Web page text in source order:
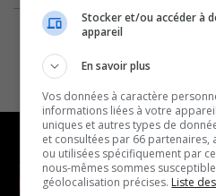
NOUVELLES
Stocker et/ou accéder à
appareil
En savoir plus
Vos données à caractère
informations liées à votre
uniques et autres types de
et consultées par 66 partenaires,
ou utilisées spécifiquement par
nous-mêmes sommes
géolocalisation précises. Liste